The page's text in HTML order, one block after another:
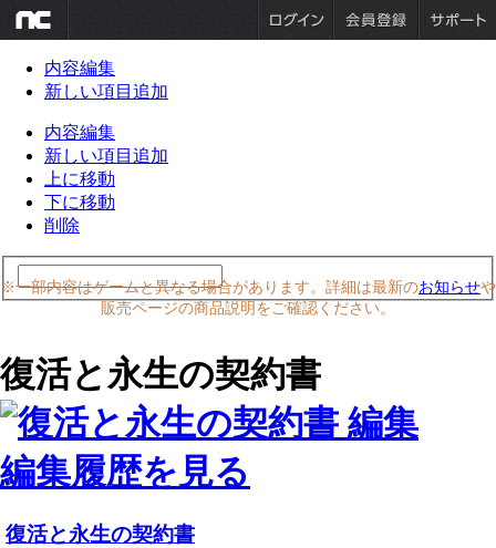
内容編集
新しい項目追加
内容編集
新しい項目追加
上に移動
下に移動
削除
※一部内容はゲームと異なる場合があります。詳細は最新のお知らせや
販売ページの商品説明をご確認ください。
復活と永生の契約書
編集履歴を見る
復活と永生の契約書